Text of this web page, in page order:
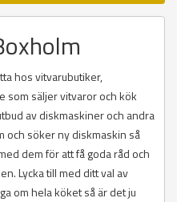
hos vitvarubutiker,
som säljer vitvaror och kök
av diskmaskiner och andra
och söker ny diskmaskin så
dem för att få goda råd och
Lycka till med ditt val av
om hela köket så är det ju